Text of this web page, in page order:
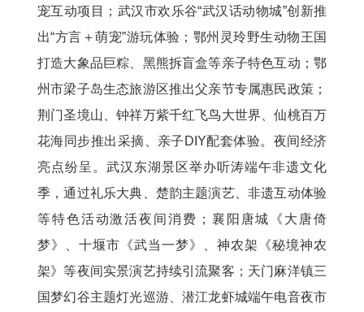
宠互动项目；武汉市欢乐谷“武汉话动物城”创新推
出“方言＋萌宠”游玩体验；鄂州灵玲野生动物王国
打造大象品巨粽、黑熊拆盲盒等亲子特色互动；鄂
州市梁子岛生态旅游区推出父亲节专属惠民政策；
荆门圣境山、钟祥万紫千红飞鸟大世界、仙桃百万
花海同步推出采摘、亲子DIY配套体验。夜间经济
亮点纷呈。武汉东湖景区举办听涛端午非遗文化
季，通过礼乐大典、楚韵主题演艺、非遗互动体验
等特色活动激活夜间消费；襄阳唐城《大唐倚
梦》、十堰市《武当一梦》、神农架《秘境神农
架》等夜间实景演艺持续引流聚客；天门麻洋镇三
国梦幻谷主题灯光巡游、潜江龙虾城端午电音夜市